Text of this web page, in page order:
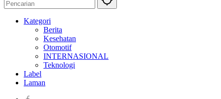
Kategori
Berita
Kesehatan
Otomotif
INTERNASIONAL
Teknologi
Label
Laman